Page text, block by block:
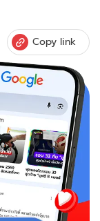
Copy link